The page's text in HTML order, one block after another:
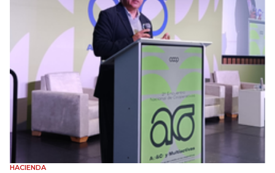
HACIENDA